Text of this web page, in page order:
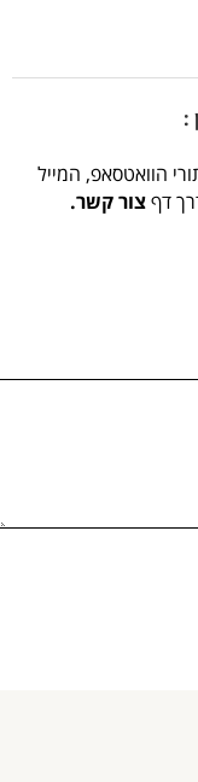
:
הוואטסאפ, המייל
דףצור קשר.